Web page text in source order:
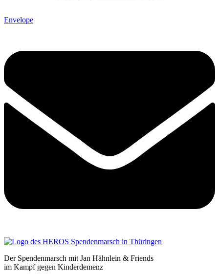
Envelope
Der Spendenmarsch mit Jan Hähnlein & Friends
im Kampf gegen Kinderdemenz